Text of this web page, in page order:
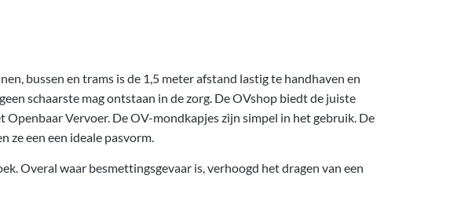
bussen en trams is de 1,5 meter afstand lastig te handhaven en
schaarste mag ontstaan in de zorg. De OVshop biedt de juiste
Vervoer. De OV-mondkapjes zijn simpel in het gebruik. De
ze een een ideale pasvorm.
Overal waar besmettingsgevaar is, verhoogd het dragen van een